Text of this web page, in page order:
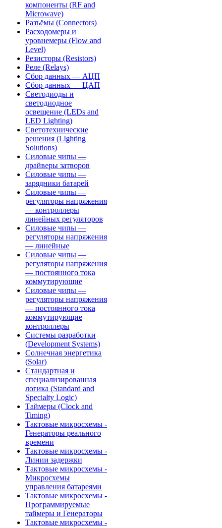
компоненты (RF and
Microwave)
Разъёмы (Connectors)
Расходомеры и
уровнемеры (Flow and
Level)
Резисторы (Resistors)
Реле (Relays)
Сбор данных — АЦП
Сбор данных — ЦАП
Светодиоды и
светодиодное
освещение (LEDs and
LED Lighting)
Светотехнические
решения (Lighting
Solutions)
Силовые чипы —
драйверы затворов
Силовые чипы —
зарядники батарей
Силовые чипы —
регуляторы напряжения
— контроллеры
линейных регуляторов
Силовые чипы —
регуляторы напряжения
— линейные
Силовые чипы —
регуляторы напряжения
— постоянного тока
коммутирующие
Силовые чипы —
регуляторы напряжения
— постоянного тока
коммутирующие
контроллеры
Системы разработки
(Development Systems)
Солнечная энергетика
(Solar)
Стандартная и
специализированная
логика (Standard and
Specialty Logic)
Таймеры (Clock and
Timing)
Тактовые микросхемы -
Генераторы реального
времени
Тактовые микросхемы -
Линии задержки
Тактовые микросхемы -
Микросхемы
управления батареями
Тактовые микросхемы -
Программируемые
таймеры и Генераторы
Тактовые микросхемы -